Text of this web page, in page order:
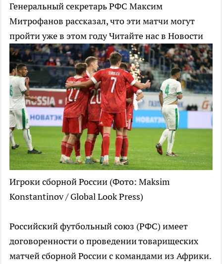
Генеральный секретарь РФС Максим
Митрофанов рассказал, что эти матчи могут
пройти уже в этом годуЧитайте нас в Новости
Игроки сборной России (Фото: Maksim
Konstantinov / Global Look Press)
Российский футбольный союз (РФС) имеет
договоренности о проведении товарищеских
матчей сборной России с командами из Африки.